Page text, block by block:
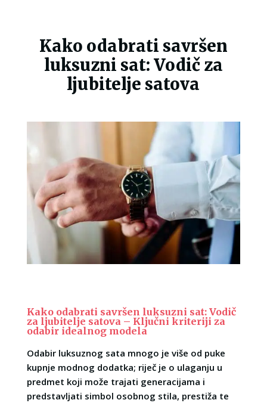
Kako odabrati savršen
luksuzni sat: Vodič za
ljubitelje satova
Kako odabrati savršen luksuzni sat: Vodič
za ljubitelje satova – Ključni kriteriji za
odabir idealnog modela
Odabir luksuznog sata mnogo je više od puke
kupnje modnog dodatka; riječ je o ulaganju u
predmet koji može trajati generacijama i
predstavljati simbol osobnog stila, prestiža te